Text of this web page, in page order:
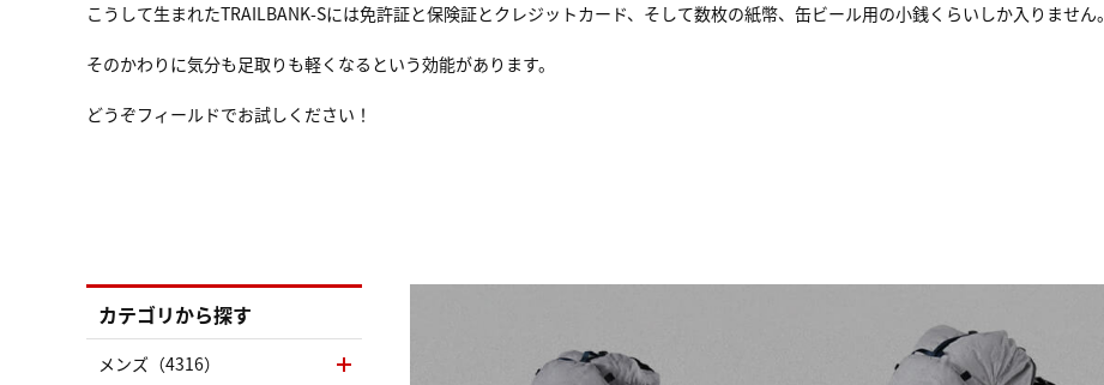
こうして生まれたTRAILBANK-Sには免許証と保険証とクレジットカード、そして数枚の紙幣、缶ビール用の小銭くらいしか入りません。
そのかわりに気分も足取りも軽くなるという効能があります。
どうぞフィールドでお試しください！
カテゴリから探す
メンズ（4316）